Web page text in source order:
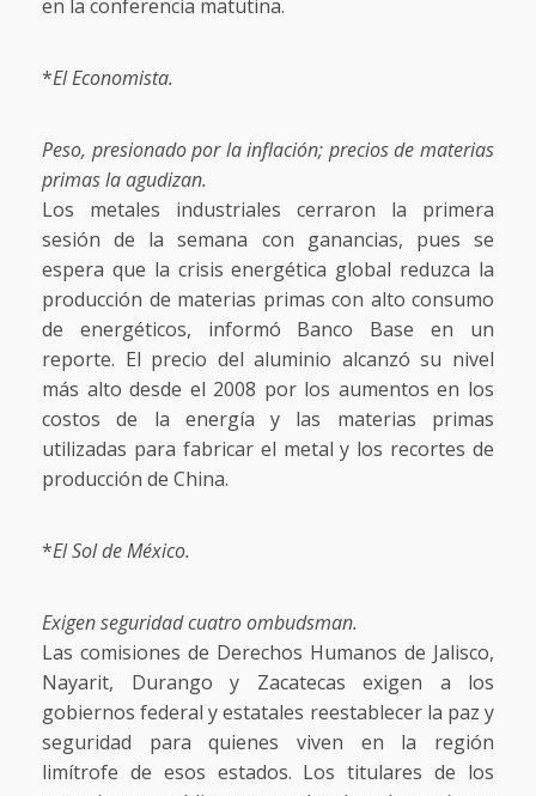
en la conferencia matutina.
*El Economista.
Peso, presionado por la inflación; precios de materias
primas la agudizan.
Los metales industriales cerraron la primera
sesión de la semana con ganancias, pues se
espera que la crisis energética global reduzca la
producción de materias primas con alto consumo
de energéticos, informó Banco Base en un
reporte. El precio del aluminio alcanzó su nivel
más alto desde el 2008 por los aumentos en los
costos de la energía y las materias primas
utilizadas para fabricar el metal y los recortes de
producción de China.
*El Sol de México.
Exigen seguridad cuatro ombudsman.
Las comisiones de Derechos Humanos de Jalisco,
Nayarit, Durango y Zacatecas exigen a los
gobiernos federal y estatales reestablecer la paz y
seguridad para quienes viven en la región
limítrofe de esos estados. Los titulares de los